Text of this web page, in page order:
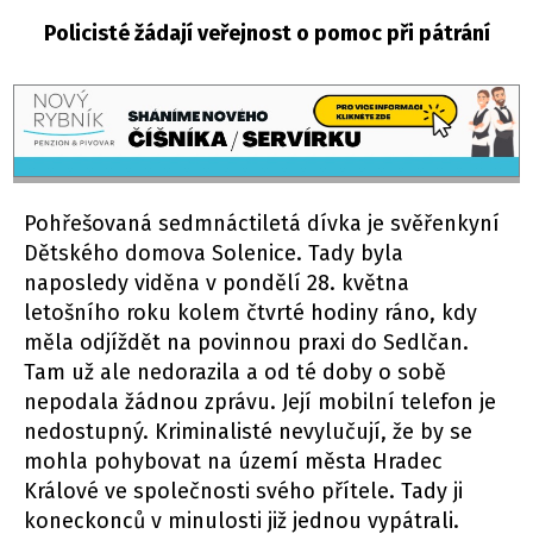
Policisté žádají veřejnost o pomoc při pátrání
Pohřešovaná sedmnáctiletá dívka je svěřenkyní
Dětského domova Solenice. Tady byla
naposledy viděna v pondělí 28. května
letošního roku kolem čtvrté hodiny ráno, kdy
měla odjíždět na povinnou praxi do Sedlčan.
Tam už ale nedorazila a od té doby o sobě
nepodala žádnou zprávu. Její mobilní telefon je
nedostupný. Kriminalisté nevylučují, že by se
mohla pohybovat na území města Hradec
Králové ve společnosti svého přítele. Tady ji
koneckonců v minulosti již jednou vypátrali.